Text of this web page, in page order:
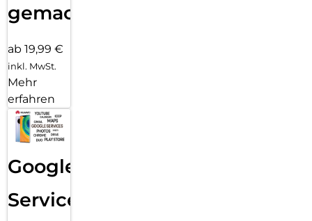
gemacht!
ab 19,99 €
inkl. MwSt.
Mehr
erfahren
Google
Services